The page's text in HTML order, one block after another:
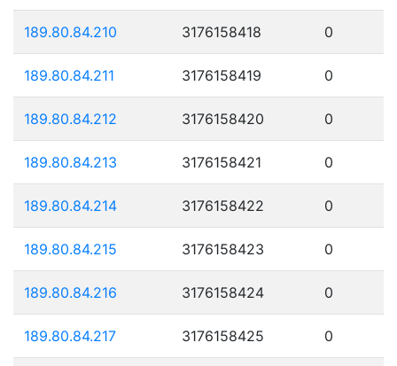
189.80.84.210 3176158418 0
189.80.84.211 3176158419 0
189.80.84.212 3176158420 0
189.80.84.213 3176158421 0
189.80.84.214 3176158422 0
189.80.84.215 3176158423 0
189.80.84.216 3176158424 0
189.80.84.217 3176158425 0